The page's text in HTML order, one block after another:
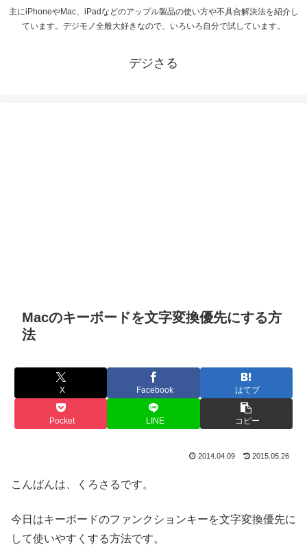
主にiPhoneやMac、iPadなどのアップル製品の使い方や不具合解決法を紹介し
ています。デジモノ全般大好きなので、いろいろ自分で試しています。
デジさる
Macのキーボードを文字変換優先にする方
法
X Facebook はてブ
Pocket LINE コピー
2014.04.09 2015.05.26
こんばんは、くろさるです。
今日はキーボードのファンクションキーを文字変換優先に
して使いやすくする方法です。